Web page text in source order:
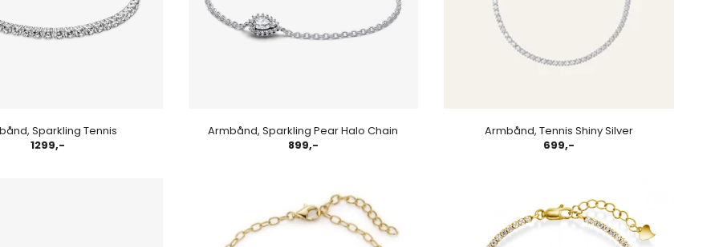
Sparkling Tennis
1299,-
Armbånd, Sparkling Pear Halo Chain
899,-
Armbånd, Tennis Shiny Silver
699,-